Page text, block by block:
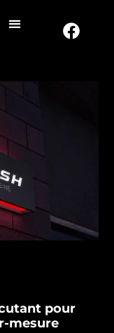
pour
mesure